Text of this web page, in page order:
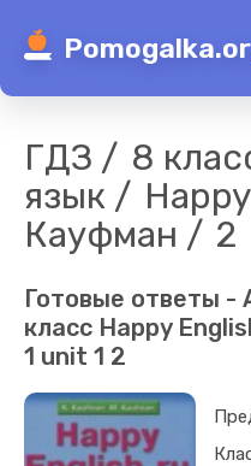
ГДЗ 8
язык
Кауфман
2
Готовые ответы -
класс Happy
1 unit 1 2